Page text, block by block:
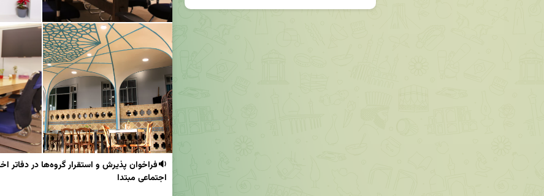
اجتماعی مبتدا